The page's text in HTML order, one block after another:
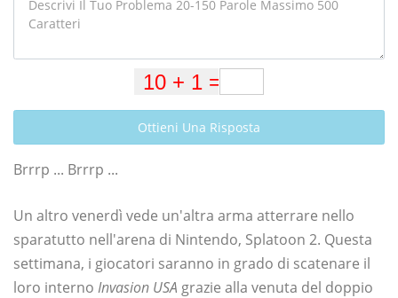
Ottieni Una Risposta
Brrrp ... Brrrp ...
Un altro venerdì vede un'altra arma atterrare nello
sparatutto nell'arena di Nintendo, Splatoon 2. Questa
settimana, i giocatori saranno in grado di scatenare il
loro interno Invasion USA grazie alla venuta del doppio